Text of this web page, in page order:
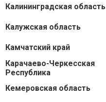
Калининградская область
Калужская область
Камчатский край
Карачаево-Черкесская
Республика
Кемеровская область